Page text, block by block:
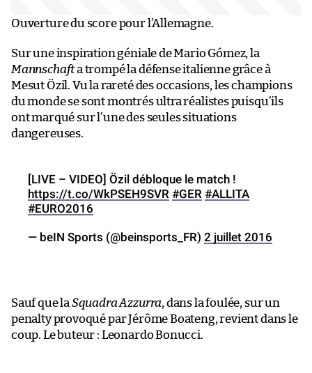
Ouverture du score pour l’Allemagne.
Sur une inspiration géniale de Mario Gómez, la
Mannschafta trompé la défense italienne grâce à
Mesut Özil. Vu la rareté des occasions, les champions
du monde se sont montrés ultra réalistes puisqu’ils
ont marqué sur l’une des seules situations
dangereuses.
[LIVE – VIDEO] Özil débloque le match !
https://t.co/WkPSEH9SVR #GER #ALLITA
#EURO2016
— beIN Sports (@beinsports_FR) 2 juillet 2016
Sauf que la Squadra Azzurra, dans la foulée, sur un
penalty provoqué par Jérôme Boateng, revient dans le
coup. Le buteur : Leonardo Bonucci.